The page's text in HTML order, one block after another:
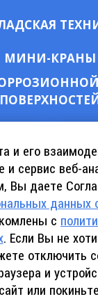
МИНИ-КРАНЫ
и его
сервис веб-
Вы даете
с
. Если Вы не
отключить
и
или